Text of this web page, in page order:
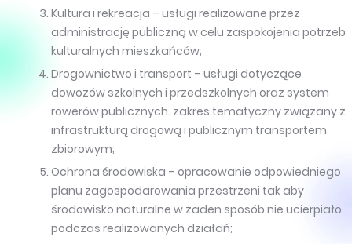
Kultura i rekreacja – usługi realizowane przez
administrację publiczną w celu zaspokojenia potrzeb
kulturalnych mieszkańców;
Drogownictwo i transport – usługi dotyczące
dowozów szkolnych i przedszkolnych oraz system
rowerów publicznych. zakres tematyczny związany z
infrastrukturą drogową i publicznym transportem
zbiorowym;
Ochrona środowiska – opracowanie odpowiedniego
planu zagospodarowania przestrzeni tak aby
środowisko naturalne w żaden sposób nie ucierpiało
podczas realizowanych działań;